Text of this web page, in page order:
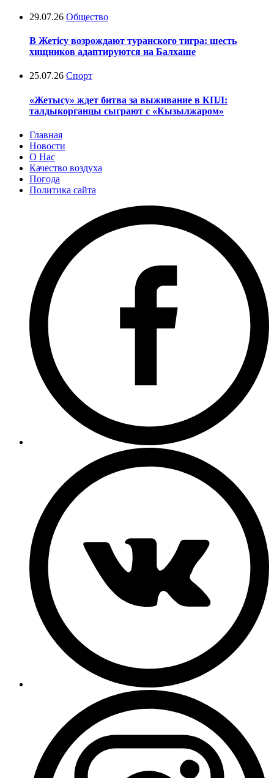
29.07.26 Общество
В Жетісу возрождают туранского тигра: шесть
хищников адаптируются на Балхаше
25.07.26 Спорт
«Жетысу» ждет битва за выживание в КПЛ:
талдыкорганцы сыграют с «Кызылжаром»
Главная
Новости
О Нас
Качество воздуха
Погода
Политика сайта